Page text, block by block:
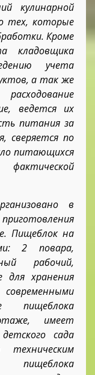
кулинарной
тех, которые
Кроме
кладовщика
учета
а так же
ведется их
питания за
сверяется по
питающихся
в
Пищеблок на
2 повара,
рабочий,
для хранения
пищеблока
имеет
сада
пищеблока